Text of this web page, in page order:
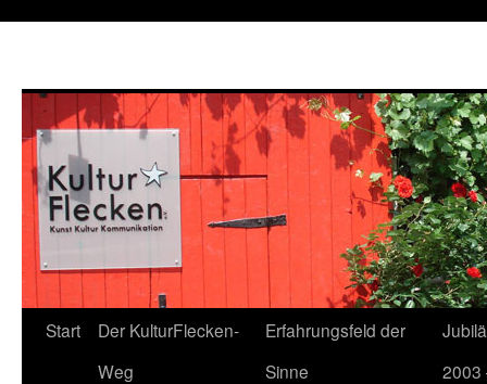
Start
Der KulturFlecken-
Weg
Erfahrungsfeld der
Sinne
2003